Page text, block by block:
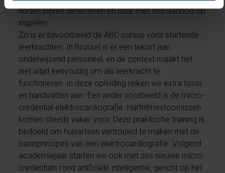
noden blijven detecteren en daar met ons aanbod op
inspelen.
Zo is er bijvoorbeeld de ABC-cursus voor startende
leerkrachten. In Brussel is er een tekort aan
onderwijzend personeel, en de context maakt het
niet altijd eenvoudig om als leerkracht te
functioneren. In deze opleiding reiken we extra tools
en handvatten aan. Een ander voorbeeld is de micro-
credential elektrocardiografie. Hartritmestoornissen
komen steeds vaker voor. Deze praktische training is
bedoeld om huisartsen vertrouwd te maken met de
basisprincipes van een elektrocardiografie. Volgend
academiejaar starten we ook met zes nieuwe micro-
credentials rond artificiële intelligentie, gericht op het